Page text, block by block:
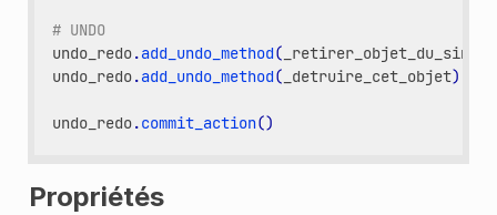
# UNDO
undo_redo.add_undo_method(
undo_redo.add_undo_method( _detruire_cet_objet)
undo_redo.commit_action()
Propriétés